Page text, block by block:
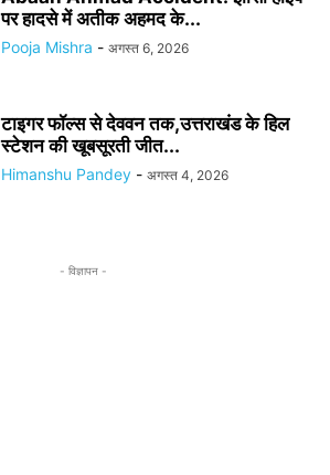
पर हादसे में अतीक अहमद के...
Pooja Mishra - अगस्त 6, 2026
टाइगर फॉल्स से देववन तक,उत्तराखंड के हिल
स्टेशन की खूबसूरती जीत...
Himanshu Pandey - अगस्त 4, 2026
- विज्ञापन -